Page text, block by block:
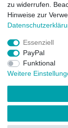
08
Vertrag
zu widerrufen.
Hinweise zur
Essenziell
PayPal
Funktional
Weitere